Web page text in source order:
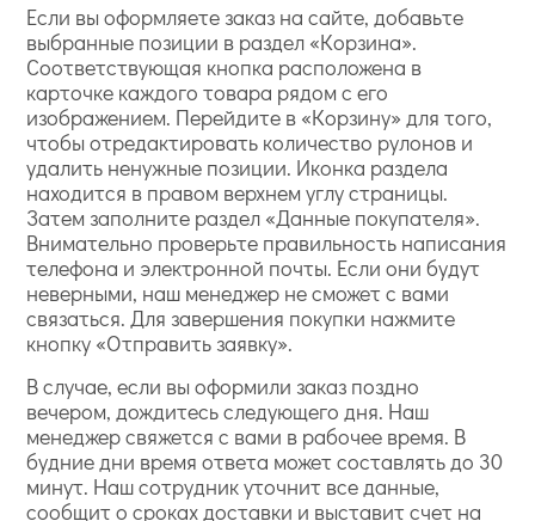
Если вы оформляете заказ на сайте, добавьте
выбранные позиции в раздел «Корзина».
Соответствующая кнопка расположена в
карточке каждого товара рядом с его
изображением. Перейдите в «Корзину» для того,
чтобы отредактировать количество рулонов и
удалить ненужные позиции. Иконка раздела
находится в правом верхнем углу страницы.
Затем заполните раздел «Данные покупателя».
Внимательно проверьте правильность написания
телефона и электронной почты. Если они будут
неверными, наш менеджер не сможет с вами
связаться. Для завершения покупки нажмите
кнопку «Отправить заявку».
В случае, если вы оформили заказ поздно
вечером, дождитесь следующего дня. Наш
менеджер свяжется с вами в рабочее время. В
будние дни время ответа может составлять до 30
минут. Наш сотрудник уточнит все данные,
сообщит о сроках доставки и выставит счет на